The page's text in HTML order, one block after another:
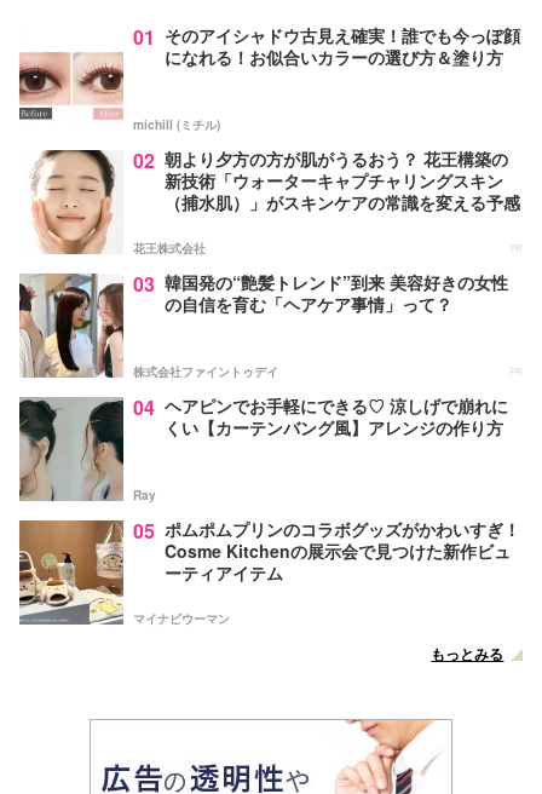
01 そのアイシャドウ古見え確実！誰でも今っぽ顔
になれる！お似合いカラーの選び方＆塗り方
michill (ミチル)
02 朝より夕方の方が肌がうるおう？ 花王構築の
新技術「ウォーターキャプチャリングスキン
（捕水肌）」がスキンケアの常識を変える予感
花王株式会社 PR
03 韓国発の“艶髪トレンド”到来 美容好きの女性
の自信を育む「ヘアケア事情」って？
株式会社ファイントゥデイ PR
04 ヘアピンでお手軽にできる♡ 涼しげで崩れに
くい【カーテンバング風】アレンジの作り方
Ray
05 ポムポムプリンのコラボグッズがかわいすぎ！
Cosme Kitchenの展示会で見つけた新作ビュ
ーティアイテム
マイナビウーマン
もっとみる